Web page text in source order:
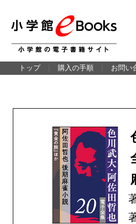
トップ 購入の手順 お問い